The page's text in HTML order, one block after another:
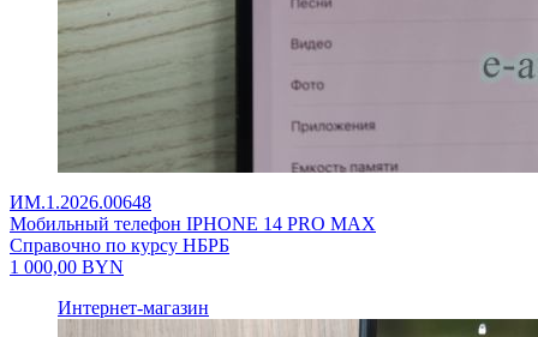
ИМ.1.2026.00648
Мобильный телефон IPHONE 14 PRO MAX
Справочно по курсу НБРБ
1 000,00 BYN
Интернет-магазин